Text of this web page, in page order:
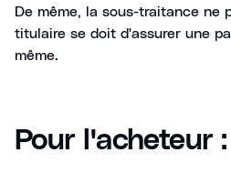
De même, la sous-traitance ne
titulaire se doit d'assurer une
même.
Pour l'acheteur :